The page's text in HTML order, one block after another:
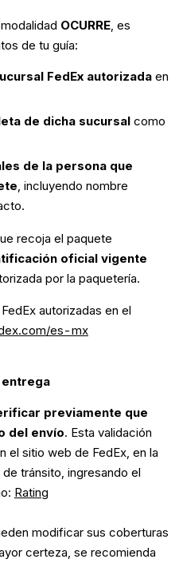
OCURRE, es
de tu guía:
FedEx autorizada en
de dicha sucursal como
de la persona que
, incluyendo nombre
recoja el paquete
oficial vigente
por la paquetería.
autorizadas en el
es-mx
previamente que
del envío. Esta validación
el sitio web de FedEx, en la
tránsito, ingresando el
Rating
modificar sus coberturas
certeza, se recomienda